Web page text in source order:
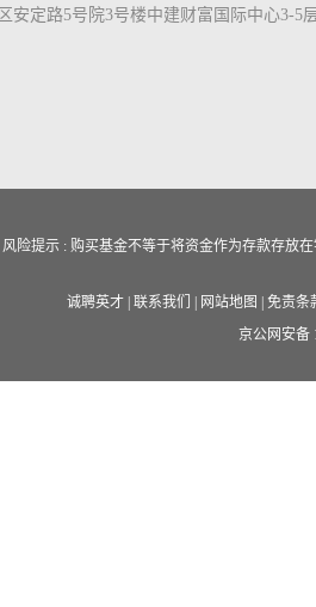
安定路5号院3号楼中建财富国际中心3-5
风险提示 : 购买基金不等于将资金作为存款存放
诚聘英才 联系我们 网站地图
免责条
京公网安备